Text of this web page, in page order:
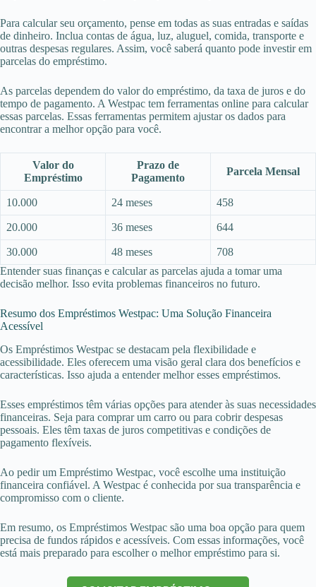
Para calcular seu orçamento, pense em todas as suas entradas e saídas
de dinheiro. Inclua contas de água, luz, aluguel, comida, transporte e
outras despesas regulares. Assim, você saberá quanto pode investir em
parcelas do empréstimo.
As parcelas dependem do valor do empréstimo, da taxa de juros e do
tempo de pagamento. A Westpac tem ferramentas online para calcular
essas parcelas. Essas ferramentas permitem ajustar os dados para
encontrar a melhor opção para você.
Valor do
Empréstimo
Prazo de
Pagamento
Parcela Mensal
10.000 24 meses 458
20.000 36 meses 644
30.000 48 meses
708
Entender suas finanças e calcular as parcelas ajuda a tomar uma
decisão melhor. Isso evita problemas financeiros no futuro.
Resumo dos Empréstimos Westpac: Uma Solução Financeira
Acessível
Os Empréstimos Westpac se destacam pela flexibilidade e
acessibilidade. Eles oferecem uma visão geral clara dos benefícios e
características. Isso ajuda a entender melhor esses empréstimos.
Esses empréstimos têm várias opções para atender às suas necessidades
financeiras. Seja para comprar um carro ou para cobrir despesas
pessoais. Eles têm taxas de juros competitivas e condições de
pagamento flexíveis.
Ao pedir um Empréstimo Westpac, você escolhe uma instituição
financeira confiável. A Westpac é conhecida por sua transparência e
compromisso com o cliente.
Em resumo, os Empréstimos Westpac são uma boa opção para quem
precisa de fundos rápidos e acessíveis. Com essas informações, você
está mais preparado para escolher o melhor empréstimo para si.